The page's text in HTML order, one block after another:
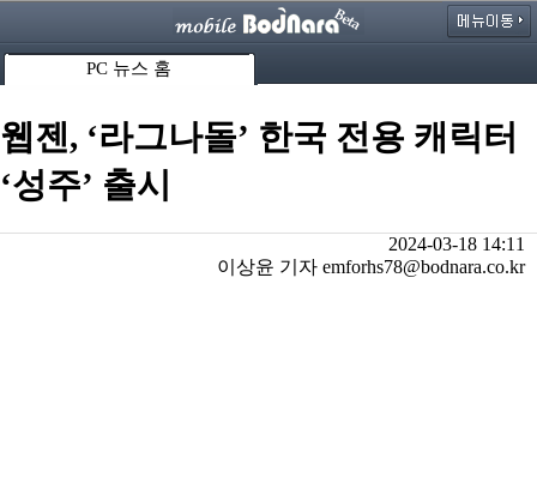
PC 뉴스 홈
웹젠, ‘라그나돌’ 한국 전용 캐릭터
‘성주’ 출시
2024-03-18 14:11
이상윤 기자 emforhs78@bodnara.co.kr